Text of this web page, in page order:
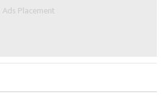
Ads Placement